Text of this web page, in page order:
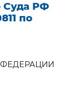
Суда РФ
по